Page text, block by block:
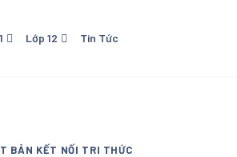
Lớp 12 Tin Tức
BẢN KẾT NỐI TRI THỨC